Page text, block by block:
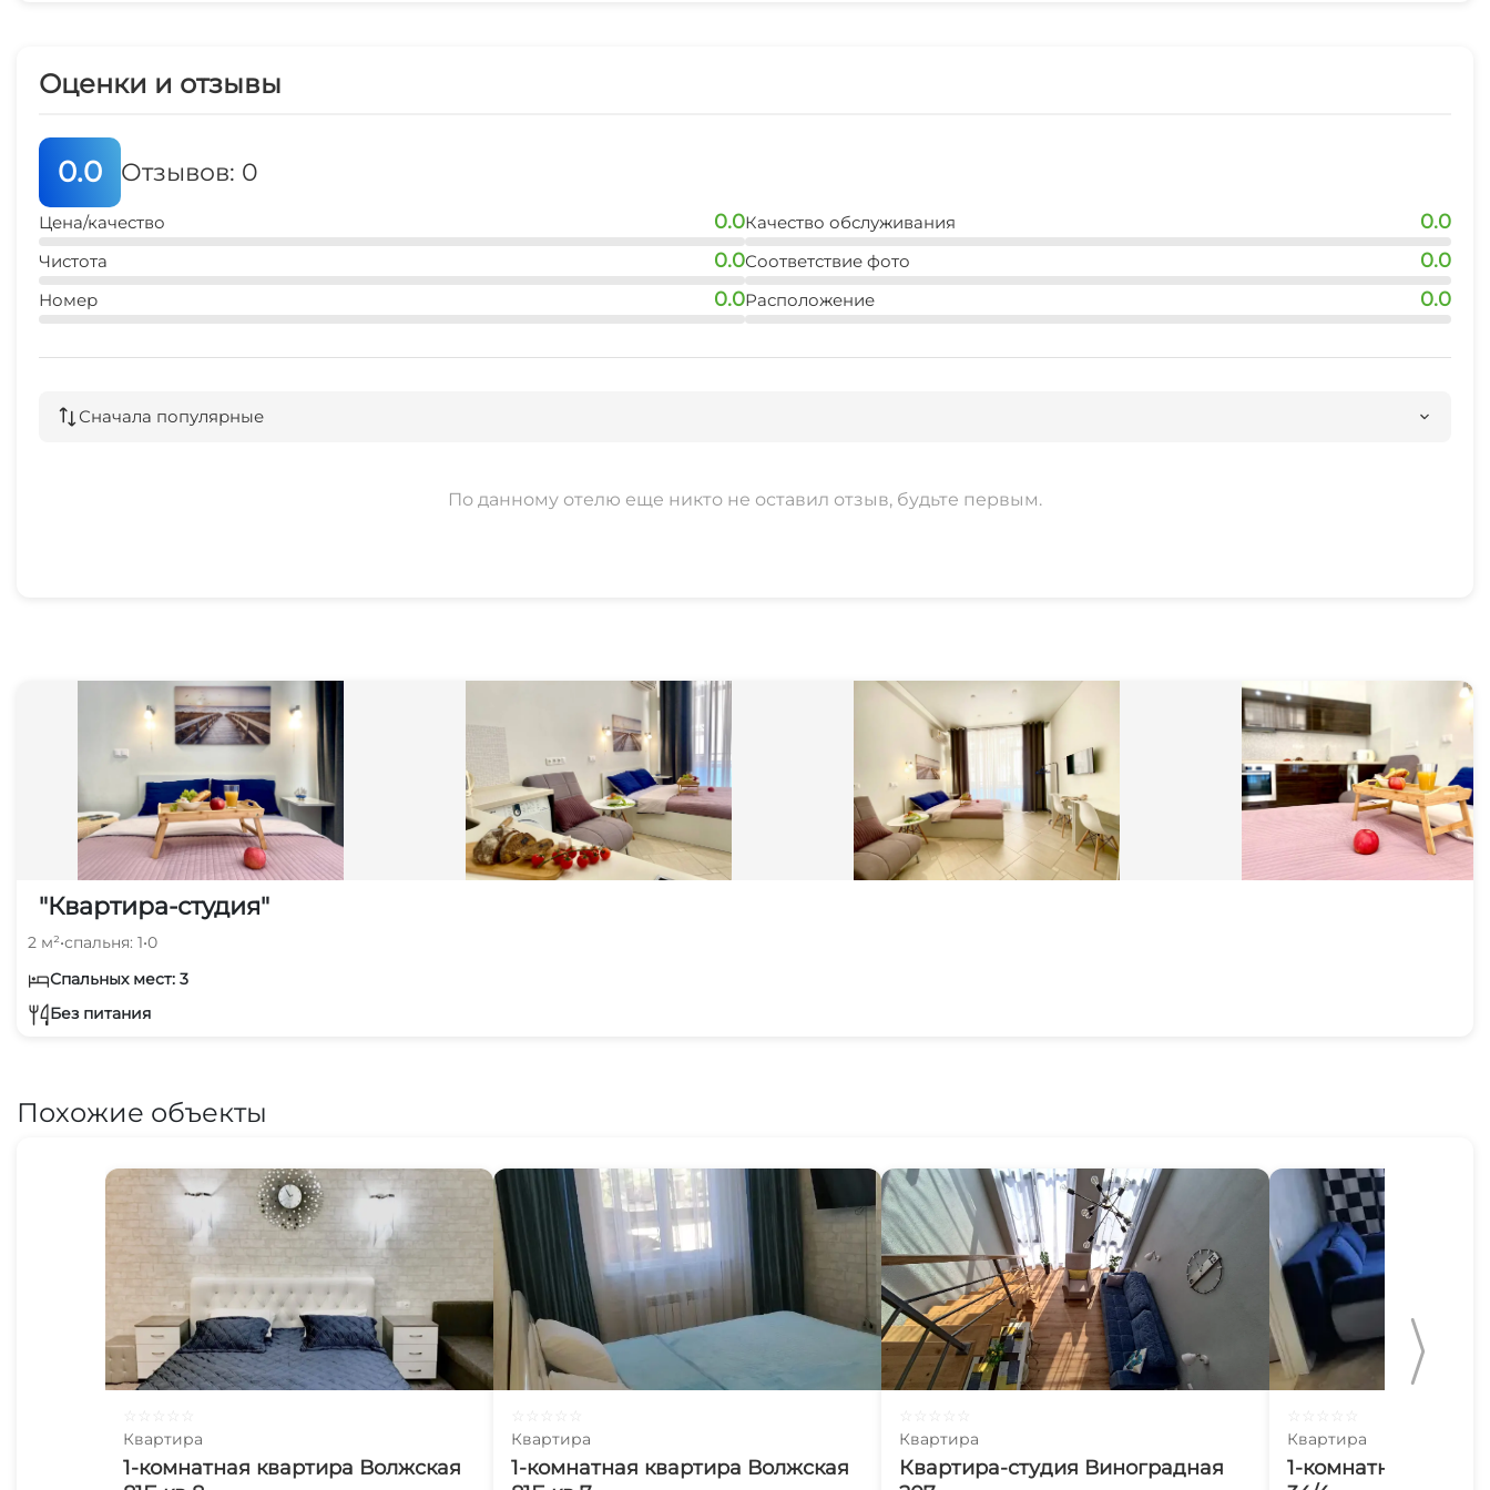
Оценки и отзывы
0.0 Отзывов: 0
Цена/качество 0.0
Чистота 0.0
Номер 0.0
Качество обслуживания 0.0
Соответствие фото 0.0
Расположение 0.0
Сначала популярные
По данному отелю еще никто не оставил отзыв, будьте первым.
"Квартира-студия"
2 м²•спальня: 1•0
Спальных мест: 3
Без питания
Похожие объекты
Квартира
1-комнатная квартира Волжская
Квартира
1-комнатная квартира Волжская
Квартира
Квартира-студия Виноградная
Квартира
1-комнатная